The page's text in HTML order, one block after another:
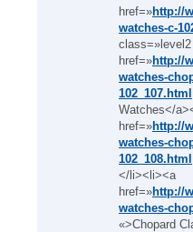
href=»http://
watches-c-
href=»http://
watches-
102_107.html
Watches</
href=»http://
watches-
102_108.html
</li><li><a
href=»http://
watches-
«>Chopard